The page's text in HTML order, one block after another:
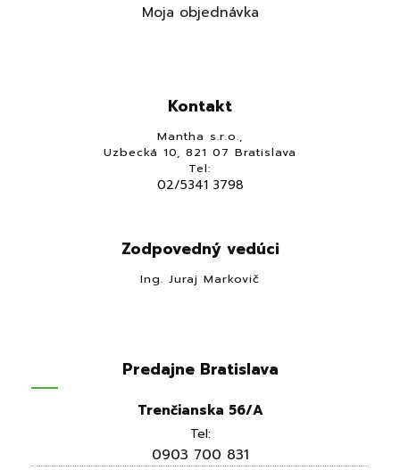
Moja objednávka
Kontakt
Mantha s.r.o.,
Uzbecká 10, 821 07 Bratislava
Tel:
02/5341 3798
Zodpovedný vedúci
Ing. Juraj Markovič
Predajne Bratislava
Trenčianska 56/A
Tel:
0903 700 831